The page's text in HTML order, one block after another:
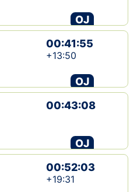
OJ
00:41:55
+13:50
OJ
00:43:08
OJ
00:52:03
+19:31